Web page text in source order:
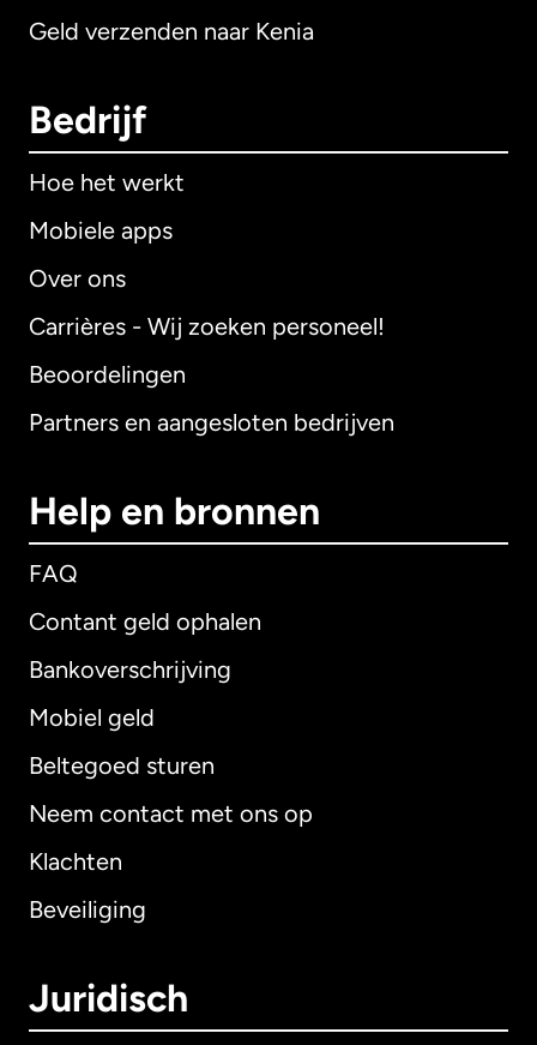
Geld verzenden naar Kenia
Bedrijf
Hoe het werkt
Mobiele apps
Over ons
Carrières - Wij zoeken personeel!
Beoordelingen
Partners en aangesloten bedrijven
Help en bronnen
FAQ
Contant geld ophalen
Bankoverschrijving
Mobiel geld
Beltegoed sturen
Neem contact met ons op
Klachten
Beveiliging
Juridisch